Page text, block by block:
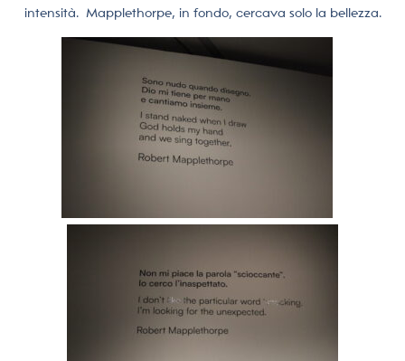
intensità. Mapplethorpe, in fondo, cercava solo la bellezza.